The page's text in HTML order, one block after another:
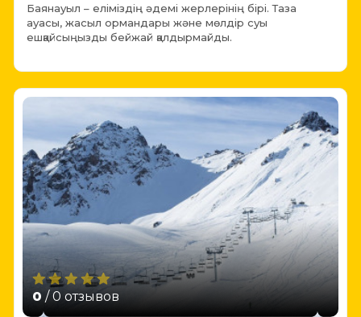
Баянауыл – еліміздің әдемі жерлерінің бірі. Таза
ауасы, жасыл ормандары және мөлдір суы
ешқайсыңызды бейжай қалдырмайды.
0 / 0 отзывов